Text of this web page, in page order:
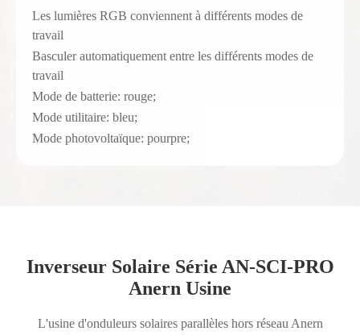
Les lumières RGB conviennent à différents modes de
travail
Basculer automatiquement entre les différents modes de
travail
Mode de batterie: rouge;
Mode utilitaire: bleu;
Mode photovoltaïque: pourpre;
Inverseur Solaire Série AN-SCI-PRO
Anern Usine
L'usine d'onduleurs solaires parallèles hors réseau Anern